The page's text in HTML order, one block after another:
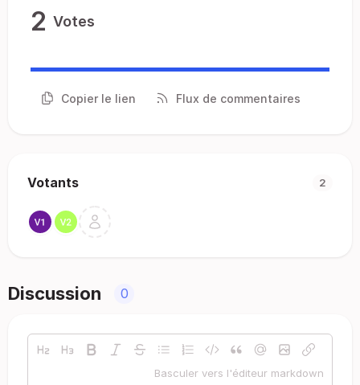
2 Votes
Copier le lien Flux de commentaires
Votants 2
Discussion 0
Basculer vers l'éditeur markdown